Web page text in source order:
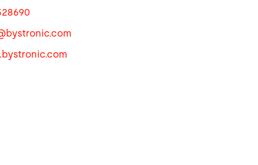
bystronic.com